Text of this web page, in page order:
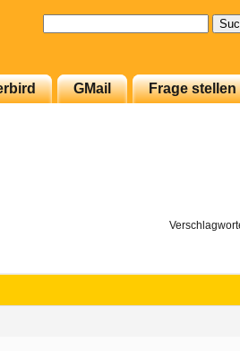
GMail Frage stellen